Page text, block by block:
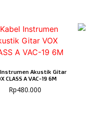
Instrumen Akustik Gitar
CLASS A VAC-19 6M
Rp480.000